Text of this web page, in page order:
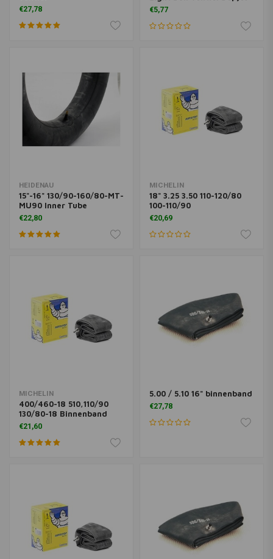
€27,78 €5,77
HEIDENAU
15"-16" 130/90-160/80-MT-
MU90 Inner Tube
€22,80
MICHELIN
18" 3.25 3.50 110-120/80
100-110/90
€20,69
MICHELIN
400/460-18 510,110/90
130/80-18 Binnenband
€21,60
5.00 / 5.10 16" binnenband
€27,78